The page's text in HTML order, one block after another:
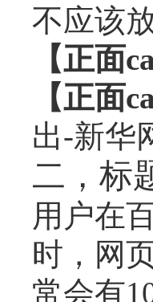
不应该
【正面
【正面
出-新华
二，标
用户在
时，网
常会有